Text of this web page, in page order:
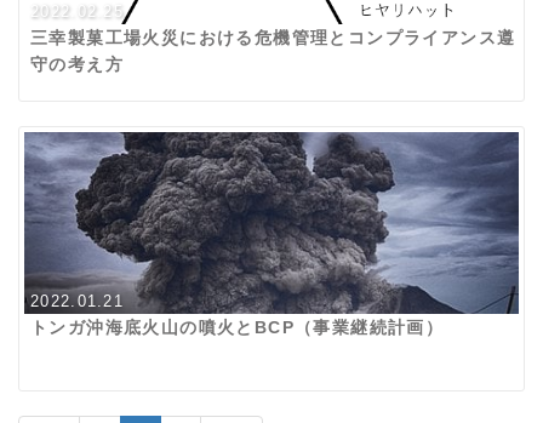
2022.02.25
三幸製菓工場火災における危機管理とコンプライアンス遵
守の考え方
2022.01.21
トンガ沖海底火山の噴火とBCP（事業継続計画）